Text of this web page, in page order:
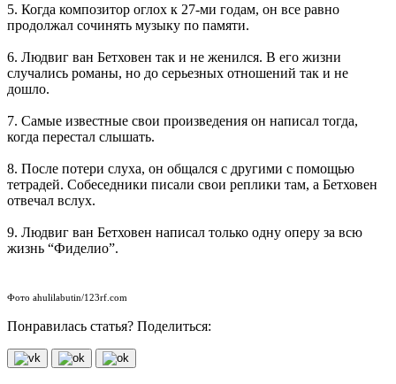
5. Когда композитор оглох к 27-ми годам, он все равно
продолжал сочинять музыку по памяти.
6. Людвиг ван Бетховен так и не женился. В его жизни
случались романы, но до серьезных отношений так и не
дошло.
7. Самые известные свои произведения он написал тогда,
когда перестал слышать.
8. После потери слуха, он общался с другими с помощью
тетрадей. Собеседники писали свои реплики там, а Бетховен
отвечал вслух.
9. Людвиг ван Бетховен написал только одну оперу за всю
жизнь “Фиделио”.
Фото ahulilabutin/123rf.com
Понравилась статья? Поделиться: